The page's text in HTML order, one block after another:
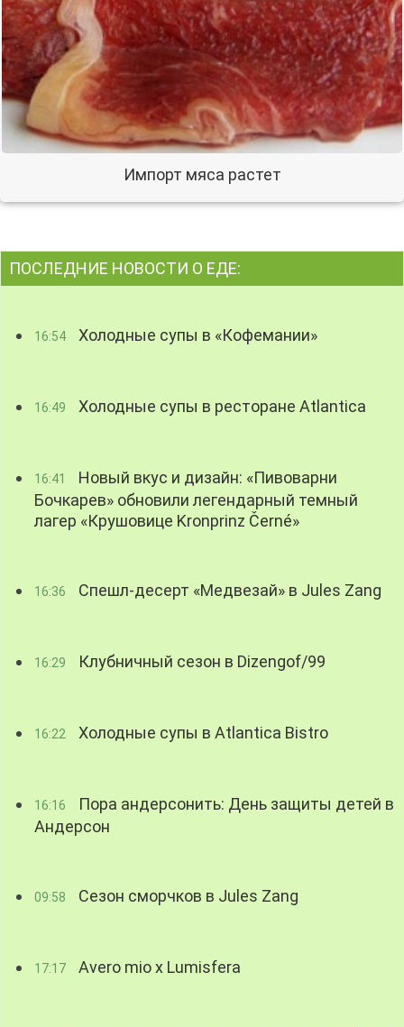
Импорт мяса растет
ПОСЛЕДНИЕ НОВОСТИ О ЕДЕ:
16:54 Холодные супы в «Кофемании»
16:49 Холодные супы в ресторане Atlantica
16:41
Новый вкус и дизайн: «Пивоварни
Бочкарев» обновили легендарный темный
лагер «Крушовице Kronprinz Černé»
16:36 Спешл-десерт «Медвезай» в Jules Zang
16:29 Клубничный сезон в Dizengof/99
16:22 Холодные супы в Atlantica Bistro
16:16
Пора андерсонить: День защиты детей в
Андерсон
09:58 Сезон сморчков в Jules Zang
17:17 Avero mio x Lumisfera